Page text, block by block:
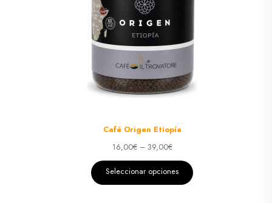
Café Origen Etiopía
16,00€– 39,00€
Seleccionar opciones